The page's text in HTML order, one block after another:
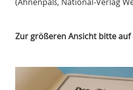
Zur größeren Ansicht bitte auf